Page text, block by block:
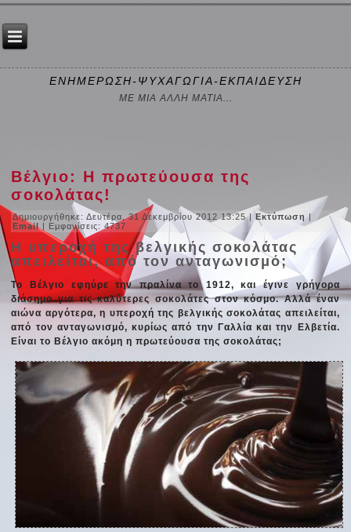
ΕΝΗΜΕΡΩΣΗ-ΨΥΧΑΓΩΓΙΑ-ΕΚΠΑΙΔΕΥΣΗ
ΜΕ ΜΙΑ ΑΛΛΗ ΜΑΤΙΑ...
Βέλγιο: Η πρωτεύουσα της
σοκολάτας!
Δημιουργήθηκε: Δευτέρα, 31 Δεκεμβρίου 2012 13:25|Εκτύπωση|
Email | Εμφανίσεις: 4737
Η υπεροχή της βελγικής σοκολάτας
απειλείται, από τον ανταγωνισμό;
Το Βέλγιο εφηύρε την πραλίνα το 1912, και έγινε γρήγορα
διάσημο για τις καλύτερες σοκολάτες στον κόσμο. Αλλά έναν
αιώνα αργότερα, η υπεροχή της βελγικής σοκολάτας απειλείται,
από τον ανταγωνισμό, κυρίως από την Γαλλία και την Ελβετία.
Είναι το Βέλγιο ακόμη η πρωτεύουσα της σοκολάτας;